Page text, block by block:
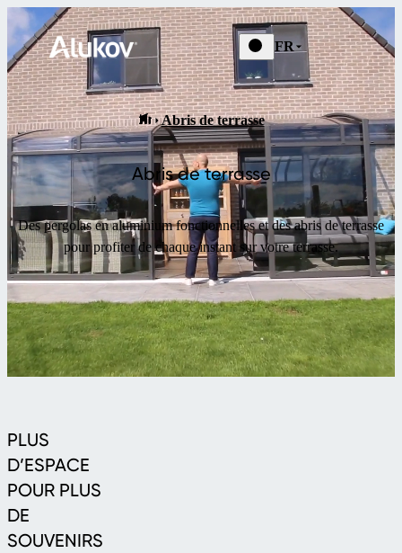
FR
Abris de terrasse
Abris de terrasse
Des pergolas en aluminium fonctionnelles et des abris de terrasse
pour profiter de chaque instant sur votre terrasse.
PLUS
D’ESPACE
POUR PLUS
DE
SOUVENIRS